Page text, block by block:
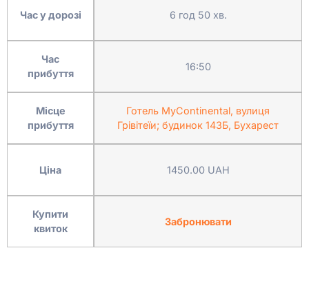
Час у дорозі
Час
прибуття
Місце
прибуття
Ціна
Купити
квиток
6 год 50 хв.
16:50
Готель MyContinental, вулиця
Грівітеїи; будинок 143Б, Бухарест
1450.00 UAH
Забронювати